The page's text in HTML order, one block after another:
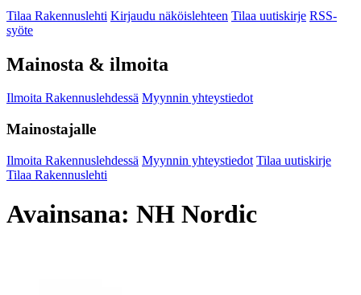
Tilaa Rakennuslehti Kirjaudu näköislehteen Tilaa uutiskirje RSS-
syöte
Mainosta & ilmoita
Ilmoita Rakennuslehdessä Myynnin yhteystiedot
Mainostajalle
Ilmoita Rakennuslehdessä Myynnin yhteystiedot Tilaa uutiskirje
Tilaa Rakennuslehti
Avainsana: NH Nordic